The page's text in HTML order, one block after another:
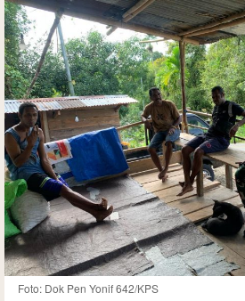
Foto: Dok Pen Yonif 642/KPS